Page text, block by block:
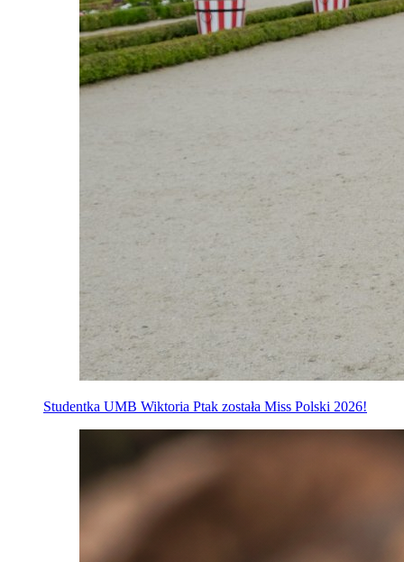
Studentka UMB Wiktoria Ptak została Miss Polski 2026!